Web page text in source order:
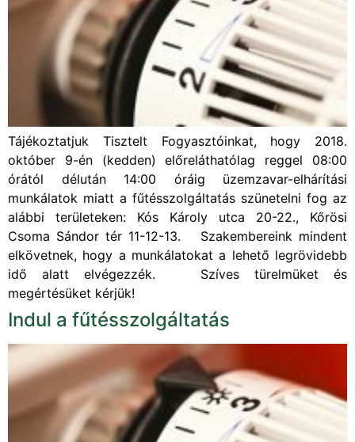
Tájékoztatjuk Tisztelt Fogyasztóinkat, hogy 2018.
október 9-én (kedden) előreláthatólag reggel 08:00
órától délután 14:00 óráig üzemzavar-elhárítási
munkálatok miatt a fűtésszolgáltatás szünetelni fog az
alábbi területeken: Kós Károly utca 20-22., Kőrösi
Csoma Sándor tér 11-12-13. Szakembereink mindent
elkövetnek, hogy a munkálatokat a lehető legrövidebb
idő alatt elvégezzék. Szíves türelmüket és
megértésüket kérjük!
Indul a fűtésszolgáltatás